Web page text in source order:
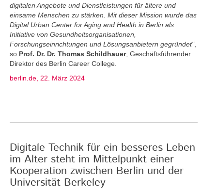
digitalen Angebote und Dienstleistungen für ältere und
einsame Menschen zu stärken. Mit dieser Mission wurde das
Digital Urban Center for Aging and Health in Berlin als
Initiative von Gesundheitsorganisationen,
Forschungseinrichtungen und Lösungsanbietern gegründet",
so Prof. Dr. Dr. Thomas Schildhauer, Geschäftsführender
Direktor des Berlin Career College.
berlin.de, 22. März 2024
Digitale Technik für ein besseres Leben
im Alter steht im Mittelpunkt einer
Kooperation zwischen Berlin und der
Universität Berkeley